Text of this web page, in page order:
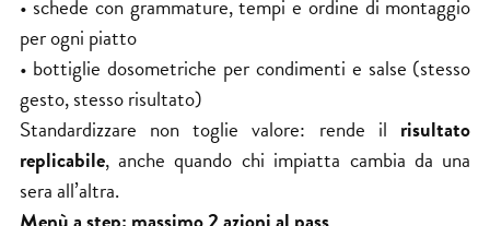
• schede con grammature, tempi e ordine di montaggio
per ogni piatto
• bottiglie dosometriche per condimenti e salse (stesso
gesto, stesso risultato)
Standardizzare non toglie valore: rende il risultato
replicabile, anche quando chi impiatta cambia da una
sera all’altra.